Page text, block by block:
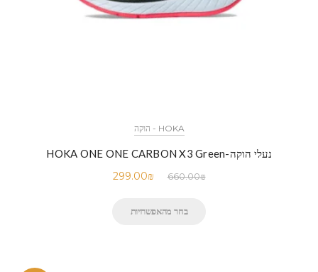
HOKA - הוקה
נעלי הוקה-HOKA ONE ONE CARBON X3 Green
660.00₪
299.00₪
בחר מהאפשרויות